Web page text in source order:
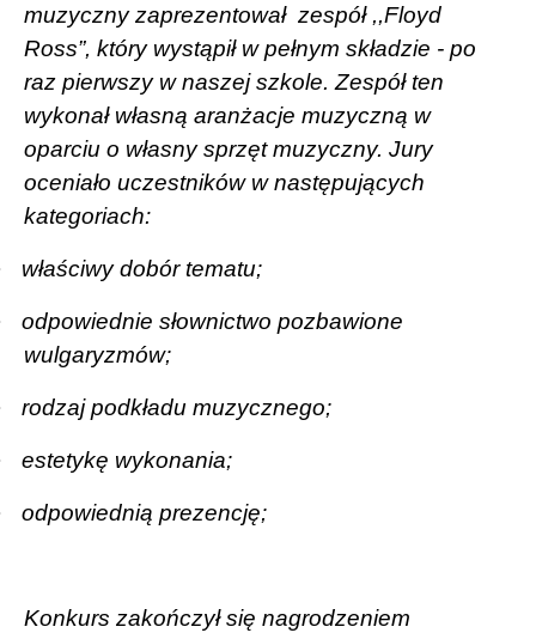
muzyczny zaprezentował zespół ,,Floyd
Ross”, który wystąpił w pełnym składzie - po
raz pierwszy w naszej szkole. Zespół ten
wykonał własną aranżacje muzyczną w
oparciu o własny sprzęt muzyczny. Jury
oceniało uczestników w następujących
kategoriach:
właściwy dobór tematu;
odpowiednie słownictwo pozbawione
wulgaryzmów;
rodzaj podkładu muzycznego;
estetykę wykonania;
odpowiednią prezencję;
Konkurs zakończył się nagrodzeniem